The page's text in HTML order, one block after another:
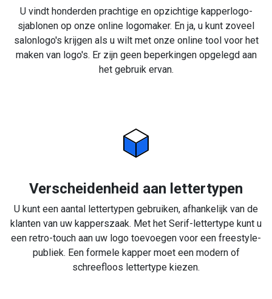
U vindt honderden prachtige en opzichtige kapperlogo-
sjablonen op onze online logomaker. En ja, u kunt zoveel
salonlogo's krijgen als u wilt met onze online tool voor het
maken van logo's. Er zijn geen beperkingen opgelegd aan
het gebruik ervan.
Verscheidenheid aan lettertypen
U kunt een aantal lettertypen gebruiken, afhankelijk van de
klanten van uw kapperszaak. Met het Serif-lettertype kunt u
een retro-touch aan uw logo toevoegen voor een freestyle-
publiek. Een formele kapper moet een modern of
schreefloos lettertype kiezen.